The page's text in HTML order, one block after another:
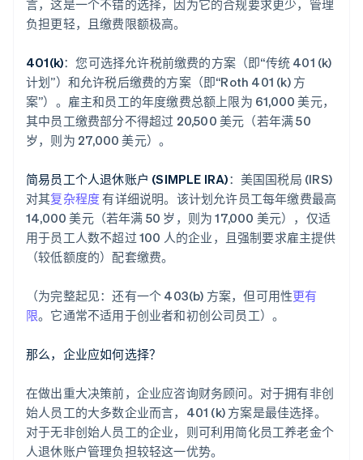
言，这是一个不错的选择，因为它的合规要求更少，管理
负担更轻，且缴费限额极高。
401(k)：您可选择允许税前缴费的方案（即“传统 401 (k)
计划”）和允许税后缴费的方案（即“Roth 401 (k) 方
案”）。雇主和员工的年度缴费总额上限为 61,000 美元，
其中员工缴费部分不得超过 20,500 美元（若年满 50
岁，则为 27,000 美元）。
简易员工个人退休账户 (SIMPLE IRA)：美国国税局 (IRS)
对其复杂程度有详细说明。该计划允许员工每年缴费最高
14,000 美元（若年满 50 岁，则为 17,000 美元），仅适
用于员工人数不超过 100 人的企业，且强制要求雇主提供
（较低额度的）配套缴费。
（为完整起见：还有一个 403(b) 方案，但可用性更有
限。它通常不适用于创业者和初创公司员工）。
那么，企业应如何选择？
在做出重大决策前，企业应咨询财务顾问。对于拥有非创
始人员工的大多数企业而言，401 (k) 方案是最佳选择。
对于无非创始人员工的企业，则可利用简化员工养老金个
人退休账户管理负担较轻这一优势。